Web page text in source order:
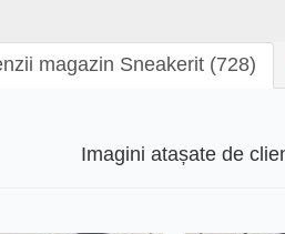
magazin Sneakerit (728)
Imagini atașate de